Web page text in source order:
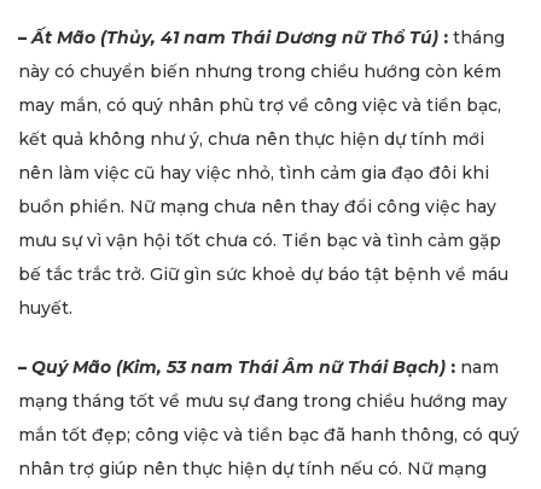
–Ất Mão (Thủy, 41 nam Thái Dương nữ Thổ Tú) : tháng
này có chuyển biến nhưng trong chiều hướng còn kém
may mắn, có quý nhân phù trợ về công việc và tiền bạc,
kết quả không như ý, chưa nên thực hiện dự tính mới
nên làm việc cũ hay việc nhỏ, tình cảm gia đạo đôi khi
buồn phiền. Nữ mạng chưa nên thay đổi công việc hay
mưu sự vì vận hội tốt chưa có. Tiền bạc và tình cảm gặp
bế tắc trắc trở. Giữ gìn sức khoẻ dự báo tật bệnh về máu
huyết.
– Quý Mão (Kim, 53 nam Thái Âm nữ Thái Bạch) : nam
mạng tháng tốt về mưu sự đang trong chiều hướng may
mắn tốt đẹp; công việc và tiền bạc đã hanh thông, có quý
nhân trợ giúp nên thực hiện dự tính nếu có. Nữ mạng